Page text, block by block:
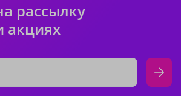
рассылку
акциях